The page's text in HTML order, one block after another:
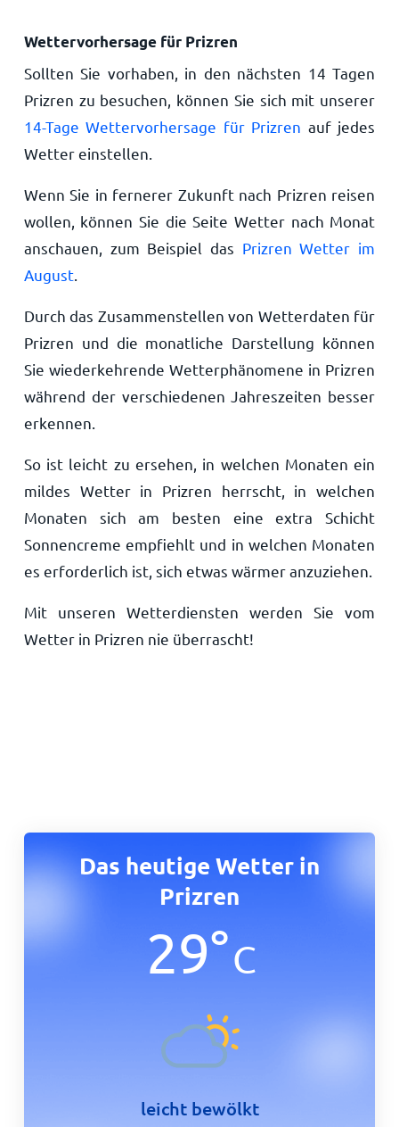
Wettervorhersage für Prizren
Sollten Sie vorhaben, in den nächsten 14 Tagen
Prizren zu besuchen, können Sie sich mit unserer
14-Tage Wettervorhersage für Prizren auf jedes
Wetter einstellen.
Wenn Sie in fernerer Zukunft nach Prizren reisen
wollen, können Sie die Seite Wetter nach Monat
anschauen, zum Beispiel das Prizren Wetter im
August.
Durch das Zusammenstellen von Wetterdaten für
Prizren und die monatliche Darstellung können
Sie wiederkehrende Wetterphänomene in Prizren
während der verschiedenen Jahreszeiten besser
erkennen.
So ist leicht zu ersehen, in welchen Monaten ein
mildes Wetter in Prizren herrscht, in welchen
Monaten sich am besten eine extra Schicht
Sonnencreme empfiehlt und in welchen Monaten
es erforderlich ist, sich etwas wärmer anzuziehen.
Mit unseren Wetterdiensten werden Sie vom
Wetter in Prizren nie überrascht!
Das heutige Wetter in
Prizren
29°C
leicht bewölkt